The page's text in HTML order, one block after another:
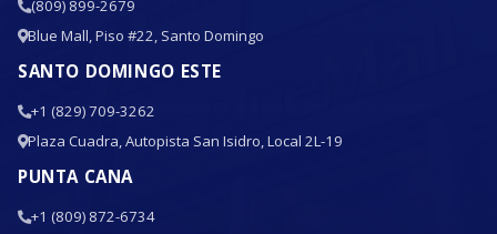
(809) 899-2679
Blue Mall, Piso #22, Santo Domingo
SANTO DOMINGO ESTE
+1 (829) 709-3262
Plaza Cuadra, Autopista San Isidro, Local 2L-19
PUNTA CANA
+1 (809) 872-6734